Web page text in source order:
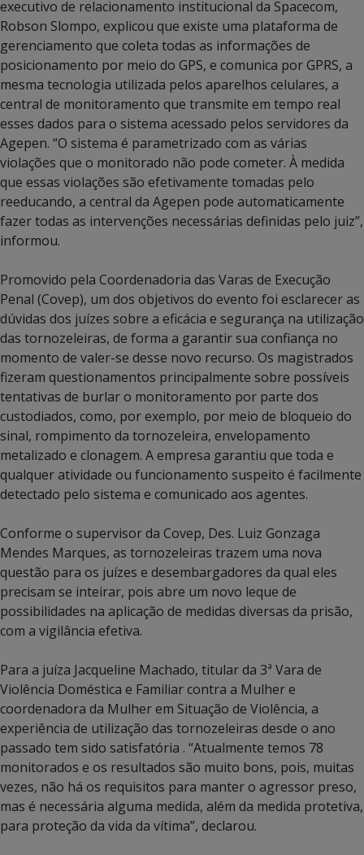
executivo de relacionamento institucional da Spacecom,
Robson Slompo, explicou que existe uma plataforma de
gerenciamento que coleta todas as informações de
posicionamento por meio do GPS, e comunica por GPRS, a
mesma tecnologia utilizada pelos aparelhos celulares, a
central de monitoramento que transmite em tempo real
esses dados para o sistema acessado pelos servidores da
Agepen. “O sistema é parametrizado com as várias
violações que o monitorado não pode cometer. À medida
que essas violações são efetivamente tomadas pelo
reeducando, a central da Agepen pode automaticamente
fazer todas as intervenções necessárias definidas pelo juiz”,
informou.
Promovido pela Coordenadoria das Varas de Execução
Penal (Covep), um dos objetivos do evento foi esclarecer as
dúvidas dos juízes sobre a eficácia e segurança na utilização
das tornozeleiras, de forma a garantir sua confiança no
momento de valer-se desse novo recurso. Os magistrados
fizeram questionamentos principalmente sobre possíveis
tentativas de burlar o monitoramento por parte dos
custodiados, como, por exemplo, por meio de bloqueio do
sinal, rompimento da tornozeleira, envelopamento
metalizado e clonagem. A empresa garantiu que toda e
qualquer atividade ou funcionamento suspeito é facilmente
detectado pelo sistema e comunicado aos agentes.
Conforme o supervisor da Covep, Des. Luiz Gonzaga
Mendes Marques, as tornozeleiras trazem uma nova
questão para os juízes e desembargadores da qual eles
precisam se inteirar, pois abre um novo leque de
possibilidades na aplicação de medidas diversas da prisão,
com a vigilância efetiva.
Para a juíza Jacqueline Machado, titular da 3ª Vara de
Violência Doméstica e Familiar contra a Mulher e
coordenadora da Mulher em Situação de Violência, a
experiência de utilização das tornozeleiras desde o ano
passado tem sido satisfatória . “Atualmente temos 78
monitorados e os resultados são muito bons, pois, muitas
vezes, não há os requisitos para manter o agressor preso,
mas é necessária alguma medida, além da medida protetiva,
para proteção da vida da vítima”, declarou.